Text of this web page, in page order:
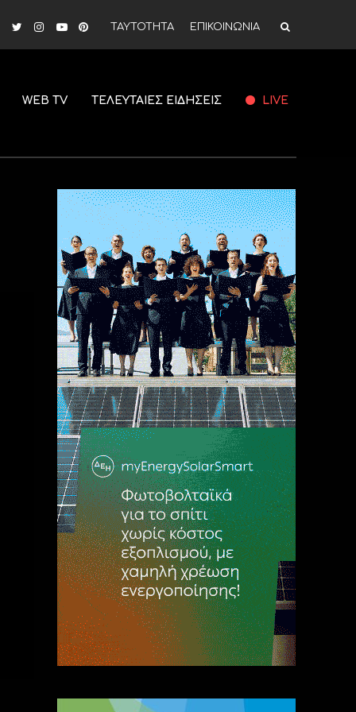
ΤΑΥΤΟΤΗΤΑ ΕΠΙΚΟΙΝΩΝΙΑ
WEB TV ΤΕΛΕΥΤΑΙΕΣ ΕΙΔΗΣΕΙΣ LIVE